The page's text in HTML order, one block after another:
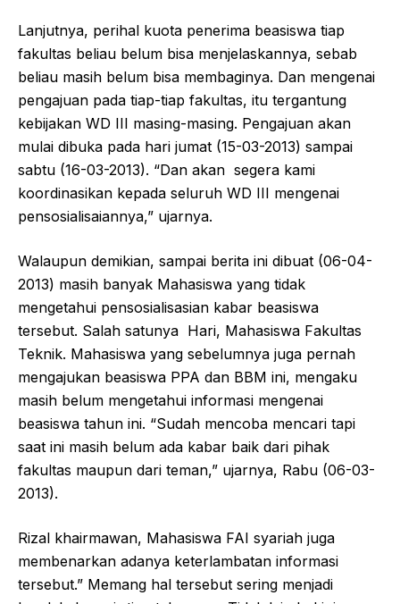
Lanjutnya, perihal kuota penerima beasiswa tiap
fakultas beliau belum bisa menjelaskannya, sebab
beliau masih belum bisa membaginya. Dan mengenai
pengajuan pada tiap-tiap fakultas, itu tergantung
kebijakan WD III masing-masing. Pengajuan akan
mulai dibuka pada hari jumat (15-03-2013) sampai
sabtu (16-03-2013). “Dan akan segera kami
koordinasikan kepada seluruh WD III mengenai
pensosialisaiannya,” ujarnya.
Walaupun demikian, sampai berita ini dibuat (06-04-
2013) masih banyak Mahasiswa yang tidak
mengetahui pensosialisasian kabar beasiswa
tersebut. Salah satunya Hari, Mahasiswa Fakultas
Teknik. Mahasiswa yang sebelumnya juga pernah
mengajukan beasiswa PPA dan BBM ini, mengaku
masih belum mengetahui informasi mengenai
beasiswa tahun ini. “Sudah mencoba mencari tapi
saat ini masih belum ada kabar baik dari pihak
fakultas maupun dari teman,” ujarnya, Rabu (06-03-
2013).
Rizal khairmawan, Mahasiswa FAI syariah juga
membenarkan adanya keterlambatan informasi
tersebut.” Memang hal tersebut sering menjadi